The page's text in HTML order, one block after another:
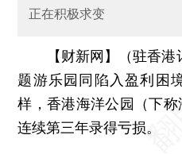
正在积极求变
【财新网】（驻香
题游乐园同陷入盈利困
样，香港海洋公园（下
连续第三年录得亏损。